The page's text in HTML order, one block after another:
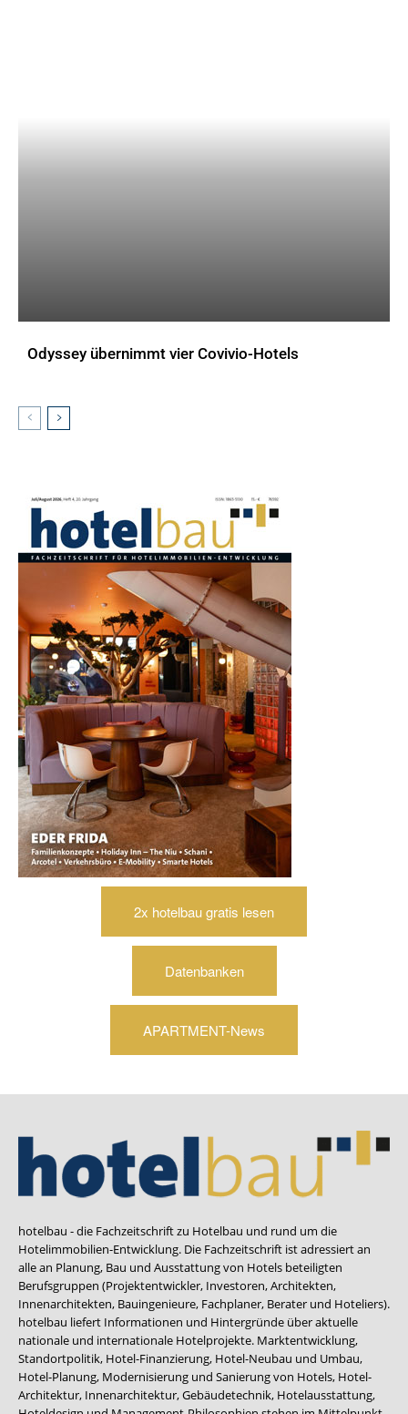
Odyssey übernimmt vier Covivio-Hotels
2x hotelbau gratis lesen
Datenbanken
APARTMENT-News
hotelbau - die Fachzeitschrift zu Hotelbau und rund um die
Hotelimmobilien-Entwicklung. Die Fachzeitschrift ist adressiert an
alle an Planung, Bau und Ausstattung von Hotels beteiligten
Berufsgruppen (Projektentwickler, Investoren, Architekten,
Innenarchitekten, Bauingenieure, Fachplaner, Berater und Hoteliers).
hotelbau liefert Informationen und Hintergründe über aktuelle
nationale und internationale Hotelprojekte. Marktentwicklung,
Standortpolitik, Hotel-Finanzierung, Hotel-Neubau und Umbau,
Hotel-Planung, Modernisierung und Sanierung von Hotels, Hotel-
Architektur, Innenarchitektur, Gebäudetechnik, Hotelausstattung,